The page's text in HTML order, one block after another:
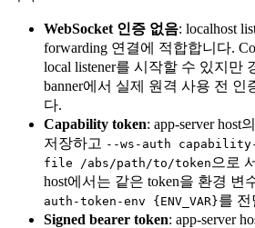
WebSocket 인증 없음: localhost
forwarding 연결에 적합합니다.
local listener를 시작할 수 있지만
banner에서 실제 원격 사용 전 인
다.
Capability token: app-server host
저장하고 --ws-auth
file /abs/path/to/token 으로
host에서는 같은 token을 환경 변
auth-token-env {ENV_VAR}를 전
Signed bearer token: app-server